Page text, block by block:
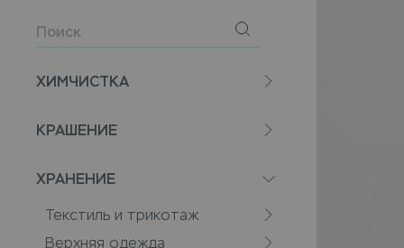
ХИМЧИСТКА
КРАШЕНИЕ
ХРАНЕНИЕ
Текстиль и трикотаж
Верхняя одежда